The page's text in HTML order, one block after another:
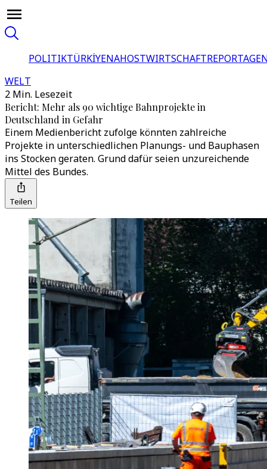
POLITIKTÜRKİYENAHOSTWIRTSCHAFT
WELT
2 Min. Lesezeit
Bericht: Mehr als 90 wichtige Bahnprojekte in
Deutschland in Gefahr
Einem Medienbericht zufolge könnten zahlreiche
Projekte in unterschiedlichen Planungs- und Bauphasen
ins Stocken geraten. Grund dafür seien unzureichende
Mittel des Bundes.
Teilen